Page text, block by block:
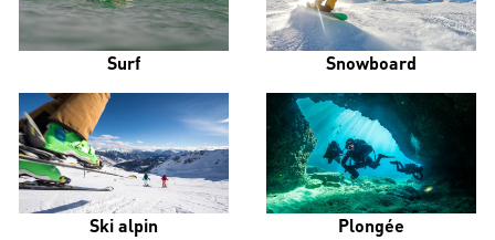
Surf Snowboard
Ski alpin Plongée